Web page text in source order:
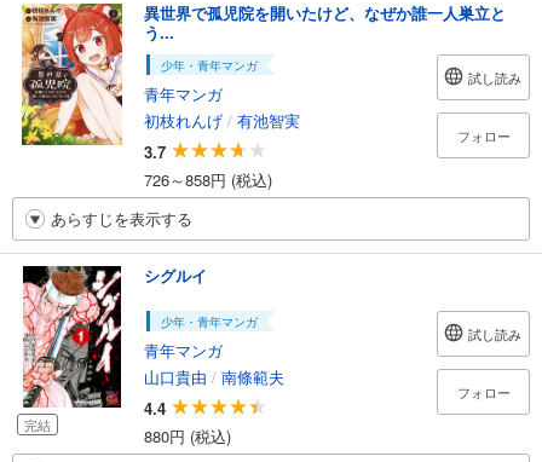
異世界で孤児院を開いたけど、なぜか誰一人巣立と
う...
少年・青年マンガ
青年マンガ
初枝れんげ / 有池智実
3.7
726～858円 (税込)
試し読み
フォロー
あらすじを表示する
完結
シグルイ
少年・青年マンガ
青年マンガ
山口貴由 / 南條範夫
4.4
880円 (税込)
試し読み
フォロー